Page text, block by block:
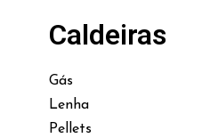
Caldeiras
Gás
Lenha
Pellets